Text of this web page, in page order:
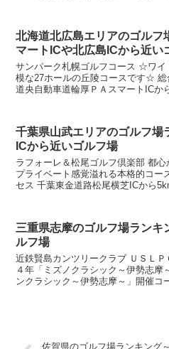
北海道北広島エリアのゴルフ
マートICや北広島ICから近い
サンパーク札幌ゴルフコース ☆ワイド＆パノラマを満喫できる大規
模な27ホールの丘陵コースです☆ 総合評価（4.1） 口コミ ■アクセス
道央自動車道輪厚ＰＡスマートICか
千葉県山武エリアのゴルフ場
ICから近いゴルフ場
ラフォーレ＆松尾ゴルフ倶楽部 都心からわずか60分の好アクセス！
プライベート感覚溢れる本格的コース 総合評価（4.0） 口コミ ■
セス 千葉東金道路松尾横芝ICから
三重県志摩のゴルフ場ランキ
ルフ場
近鉄賢島カンツリークラブ ＵＳＬＰＧＡ公式戦 ２００６～２０１
４年「ミズノクラシック～伊勢志
ンクラシック～伊勢志摩～」開催コース。 総合評価（
佐賀県のゴルフ場ランキング